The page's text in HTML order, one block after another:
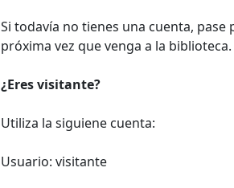
Si todavía no tienes una cuenta,
próxima vez que venga a la
¿Eres visitante?
Utiliza la siguiene cuenta:
Usuario: visitante